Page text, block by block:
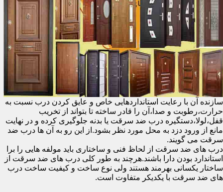
سازنده آن با رعایت استانداردهایی خاص و عایق کردن درب نسبت به
حرارت،رطوبت و صدا،آن را قادر ساخته تا بتواند از تخریب
قفل،لولا،دستگیره درب ضد سرقت یا بدنه جلوگیری کرده و در نهایت
مانع از ورود دزد به محل مورد نظر بشود.از این رو به آن ها درب ضد
سرقت می گویند.
درب های ضد سرقت از لحاظ فنی و ساختاری باید مولفه هایی را برا
استاندارد بودن دارا باشند.هرچند به طور کلی درب های ضد سرقت از
ساختار یکسانی بهرمند هستند ولی نوع ساخت و کیفیت ساخت درب
های ضد سرقت با یکدیکر متفاوت است.